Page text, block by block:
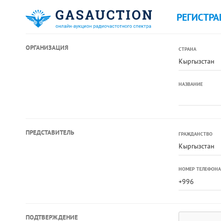
ОРГАНИЗАЦИЯ СТРАНА
Кыргызстан
НАЗВАНИЕ
ПРЕДСТАВИТЕЛЬ ГРАЖДАНСТВО
Кыргызстан
НОМЕР ТЕЛЕФОНА
ПОДТВЕРЖДЕНИЕ